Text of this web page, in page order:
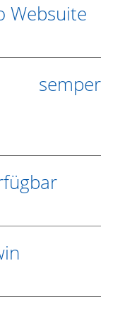
Websuite
semper